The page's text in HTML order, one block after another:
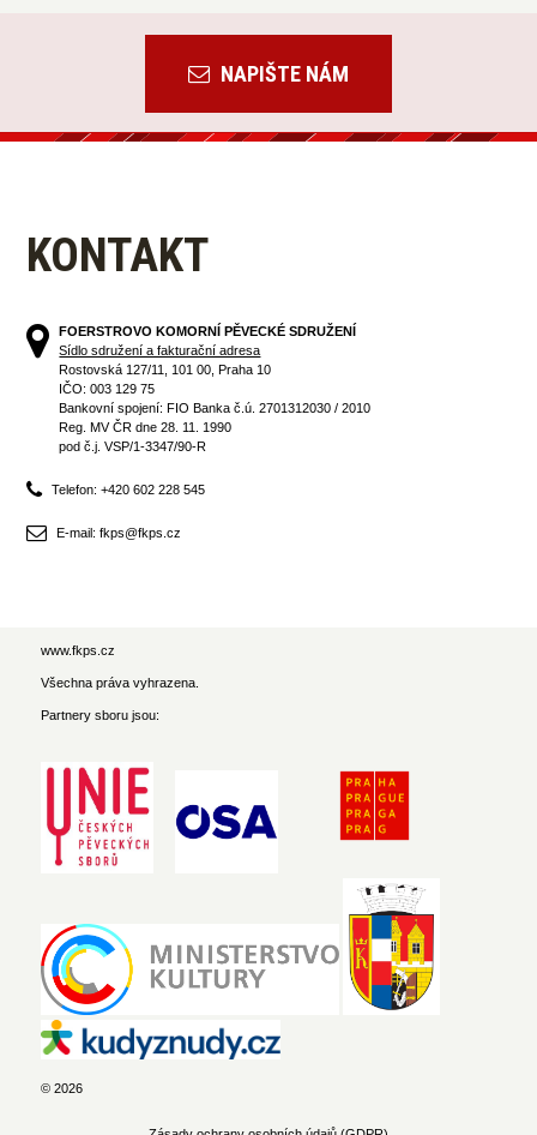
NAPIŠTE NÁM
KONTAKT
FOERSTROVO KOMORNÍ PĚVECKÉ SDRUŽENÍ
Sídlo sdružení a fakturační adresa
Rostovská 127/11, 101 00, Praha 10
IČO: 003 129 75
Bankovní spojení: FIO Banka č.ú. 2701312030 / 2010
Reg. MV ČR dne 28. 11. 1990
pod č.j. VSP/1-3347/90-R
Telefon: +420 602 228 545
E-mail: fkps@fkps.cz
www.fkps.cz
Všechna práva vyhrazena.
Partnery sboru jsou:
© 2026